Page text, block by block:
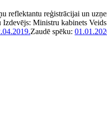
reflektantu reģistrācijai un
Izdevējs: Ministru kabinets
Zaudē spēku: